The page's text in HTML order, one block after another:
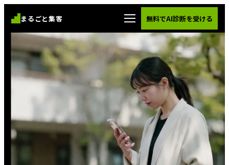
まるごと集客 無料でAI診断を受ける